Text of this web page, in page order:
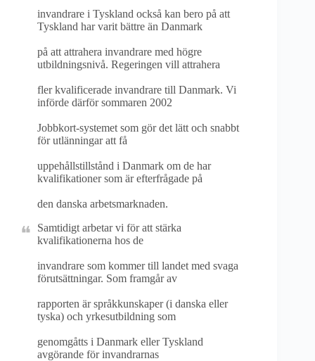
invandrare i Tyskland också kan bero på att
Tyskland har varit bättre än Danmark
på att attrahera invandrare med högre
utbildningsnivå. Regeringen vill attrahera
fler kvalificerade invandrare till Danmark. Vi
införde därför sommaren 2002
Jobbkort-systemet som gör det lätt och snabbt
för utlänningar att få
uppehållstillstånd i Danmark om de har
kvalifikationer som är efterfrågade på
den danska arbetsmarknaden.
Samtidigt arbetar vi för att stärka
kvalifikationerna hos de
invandrare som kommer till landet med svaga
förutsättningar. Som framgår av
rapporten är språkkunskaper (i danska eller
tyska) och yrkesutbildning som
genomgåtts i Danmark eller Tyskland
avgörande för invandrarnas